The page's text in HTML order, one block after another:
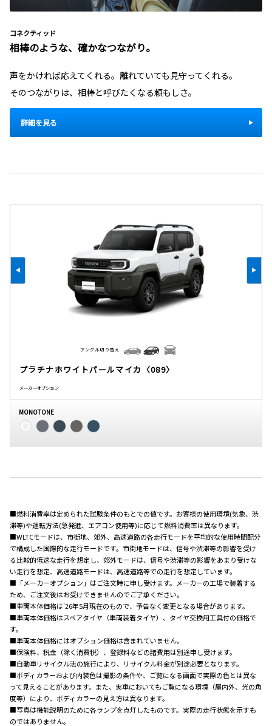
コネクティッド
相棒のような、確かなつながり。
声をかければ応えてくれる。離れていても見守ってくれる。
そのつながりは、相棒と呼びたくなる頼もしさ。
詳細を見る
プラチナホワイトパールマイカ〈089〉
メーカーオプション
アングル切り替え
MONOTONE
■燃料消費率は定められた試験条件のもとでの値です。お客様の使用環境(気象、渋
滞等)や運転方法(急発進、エアコン使用等)に応じて燃料消費率は異なります。
■WLTCモードは、市街地、郊外、高速道路の各走行モードを平均的な使用時間配分
で構成した国際的な走行モードです。市街地モードは、信号や渋滞等の影響を受け
る比較的低速な走行を想定し、郊外モードは、信号や渋滞等の影響をあまり受けな
い走行を想定、高速道路モードは、高速道路等での走行を想定しています。
■「メーカーオプション」はご注文時に申し受けます。メーカーの工場で装着する
ため、ご注文後はお受けできませんのでご了承ください。
■車両本体価格は'26年5月現在のもので、予告なく変更となる場合があります。
■車両本体価格はスペアタイヤ（車両装着タイヤ）、タイヤ交換用工具付の価格で
す。
■車両本体価格にはオプション価格は含まれていません。
■保険料、税金（除く消費税）、登録料などの諸費用は別途申し受けます。
■自動車リサイクル法の施行により、リサイクル料金が別途必要となります。
■ボディカラーおよび内装色は撮影の条件や、ご覧になる画面で実際の色とは異な
って見えることがあります。また、実車においてもご覧になる環境（屋内外、光の角
度等）により、ボディカラーの見え方は異なります。
■写真は機能説明のために各ランプを点灯したものです。実際の走行状態を示すも
のではありません。